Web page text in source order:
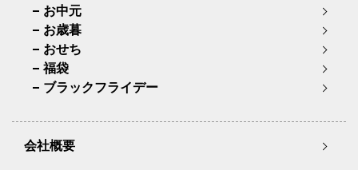
お中元
お歳暮
おせち
福袋
ブラックフライデー
会社概要